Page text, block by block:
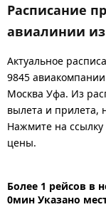
Расписание
авиалинии
Актуальное
9845
Москва Уфа. Из
вылета и прилета,
Нажмите на
цены.
Более 1 рейсов в
0мин Указано